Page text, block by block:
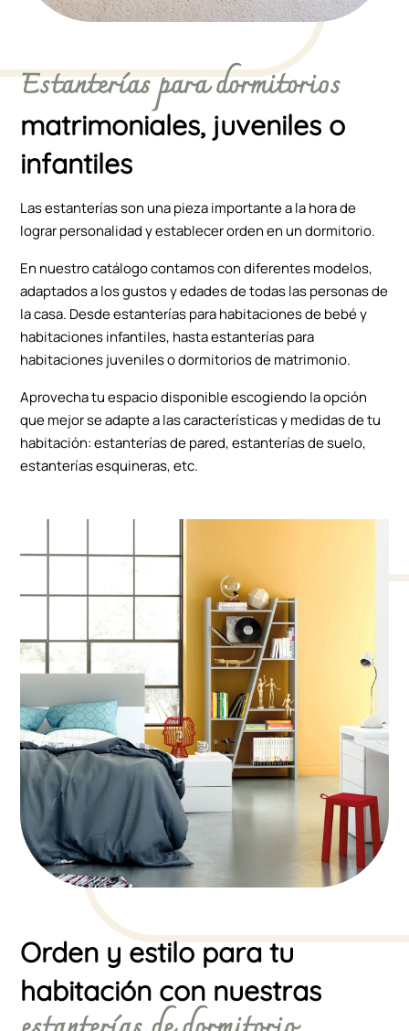
Estanterías para dormitorios
matrimoniales, juveniles o
infantiles
Las estanterías son una pieza importante a la hora de
lograr personalidad y establecer orden en un dormitorio.
En nuestro catálogo contamos con diferentes modelos,
adaptados a los gustos y edades de todas las personas de
la casa. Desde estanterías para habitaciones de bebé y
habitaciones infantiles, hasta estanterías para
habitaciones juveniles o dormitorios de matrimonio.
Aprovecha tu espacio disponible escogiendo la opción
que mejor se adapte a las características y medidas de tu
habitación: estanterías de pared, estanterías de suelo,
estanterías esquineras, etc.
Orden y estilo para tu
habitación con nuestras